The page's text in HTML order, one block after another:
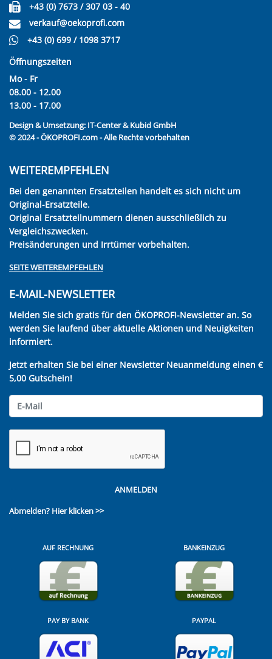
+43 (0) 7673 / 307 03 - 40
verkauf@oekoprofi.com
+43 (0) 699 / 1098 3717
Öffnungszeiten
Mo - Fr
08.00 - 12.00
13.00 - 17.00
Design & Umsetzung: IT-Center & Kubid GmbH
© 2024 - ÖKOPROFI.com - Alle Rechte vorbehalten
WEITEREMPFEHLEN
Bei den genannten Ersatzteilen handelt es sich nicht um
Original-Ersatzteile.
Original Ersatzteilnummern dienen ausschließlich zu
Vergleichszwecken.
Preisänderungen und Irrtümer vorbehalten.
SEITE WEITEREMPFEHLEN
E-MAIL-NEWSLETTER
Melden Sie sich gratis für den ÖKOPROFI-Newsletter an. So
werden Sie laufend über aktuelle Aktionen und Neuigkeiten
informiert.
Jetzt erhalten Sie bei einer Newsletter Neuanmeldung einen €
5,00 Gutschein!
ANMELDEN
Abmelden? Hier klicken >>
AUF RECHNUNG BANKEINZUG
PAY BY BANK PAYPAL